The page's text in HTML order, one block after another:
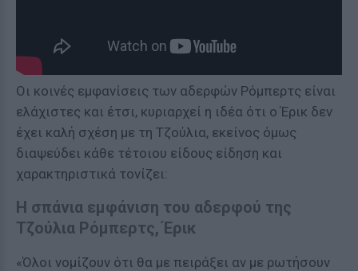
Οι κοινές εμφανίσεις των αδερφών Ρόμπερτς είναι
ελάχιστες και έτσι, κυριαρχεί η ιδέα ότι ο Έρικ δεν
έχει καλή σχέση με τη Τζούλια, εκείνος όμως
διαψεύδει κάθε τέτοιου είδους είδηση και
χαρακτηριστικά τονίζει:
Η σπάνια εμφάνιση του αδερφού της
Τζούλια Ρόμπερτς, Έρικ
«Όλοι νομίζουν ότι θα με πειράξει αν με ρωτήσουν